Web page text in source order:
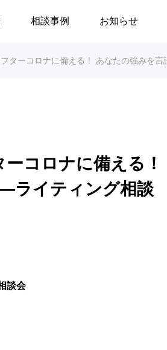
相談事例 お知らせ
フターコロナに備える！ あなたの強み
コロナに備える！
ライティング相談
談会